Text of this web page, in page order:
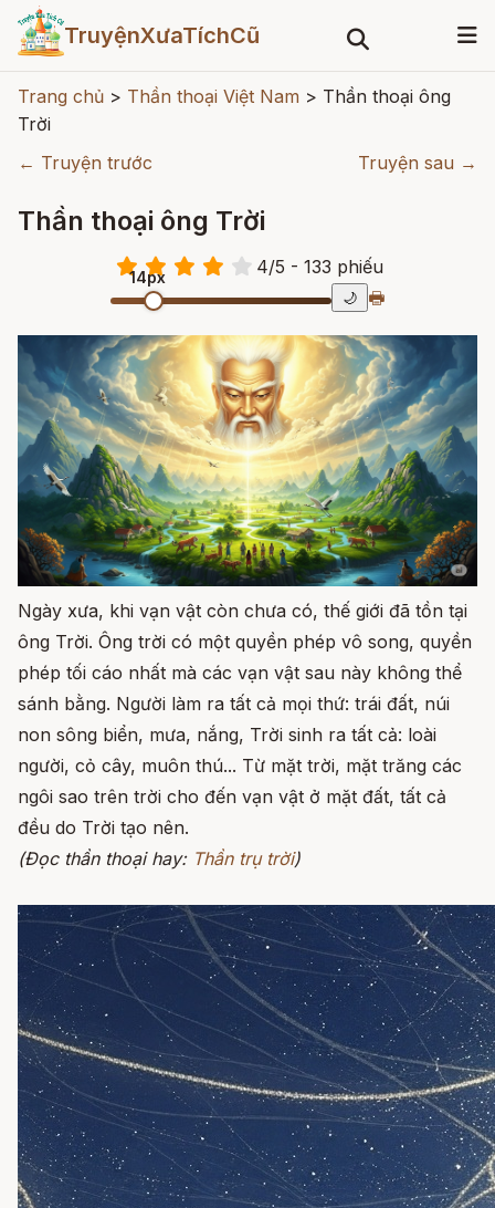
TruyệnXưaTíchCũ
Trang chủ > Thần thoại Việt Nam > Thần thoại ông
Trời
← Truyện trước
Truyện sau →
Thần thoại ông Trời
4/5 - 133 phiếu
14px
🌙 🖶
Ngày xưa, khi vạn vật còn chưa có, thế giới đã tồn tại
ông Trời. Ông trời có một quyền phép vô song, quyền
phép tối cáo nhất mà các vạn vật sau này không thể
sánh bằng. Người làm ra tất cả mọi thứ: trái đất, núi
non sông biển, mưa, nắng, Trời sinh ra tất cả: loài
người, cỏ cây, muôn thú... Từ mặt trời, mặt trăng các
ngôi sao trên trời cho đến vạn vật ở mặt đất, tất cả
đều do Trời tạo nên.
(Đọc thần thoại hay: Thần trụ trời)